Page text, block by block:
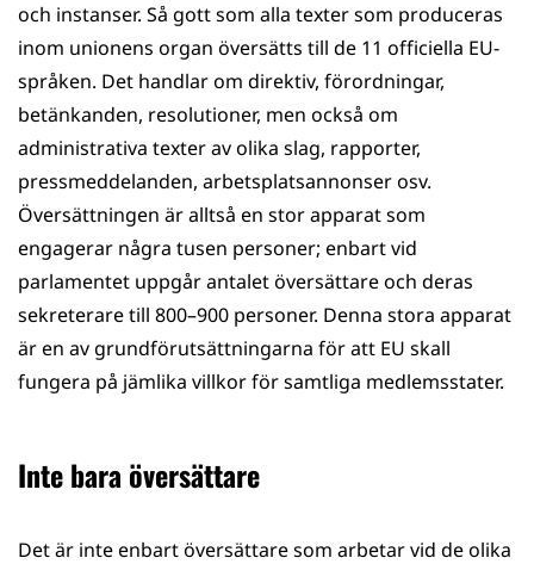
och instanser. Så gott som alla texter som produceras
inom unionens organ översätts till de 11 officiella EU-
språken. Det handlar om direktiv, förordningar,
betänkanden, resolutioner, men också om
administrativa texter av olika slag, rapporter,
pressmeddelanden, arbetsplatsannonser osv.
Översättningen är alltså en stor apparat som
engagerar några tusen personer; enbart vid
parlamentet uppgår antalet översättare och deras
sekreterare till 800–900 personer. Denna stora apparat
är en av grundförutsättningarna för att EU skall
fungera på jämlika villkor för samtliga medlemsstater.
Inte bara översättare
Det är inte enbart översättare som arbetar vid de olika